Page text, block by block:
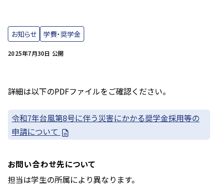
2025年7月30日 公開
お知らせ 学費・奨学金
詳細は以下のPDFファイルをご確認ください。
令和7年台風第8号に伴う災害にかかる奨学金採用等の
申請について
お問い合わせ先について
担当は学生の所属により異なります。